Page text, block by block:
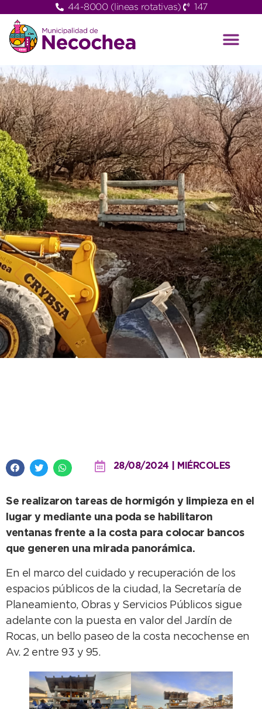
44-8000 (lineas rotativas) 147
28/08/2024 | MIÉRCOLES
Se realizaron tareas de hormigón y limpieza en el
lugar y mediante una poda se habilitaron
ventanas frente a la costa para colocar bancos
que generen una mirada panorámica.
En el marco del cuidado y recuperación de los
espacios públicos de la ciudad, la Secretaría de
Planeamiento, Obras y Servicios Públicos sigue
adelante con la puesta en valor del Jardín de
Rocas, un bello paseo de la costa necochense en
Av. 2 entre 93 y 95.